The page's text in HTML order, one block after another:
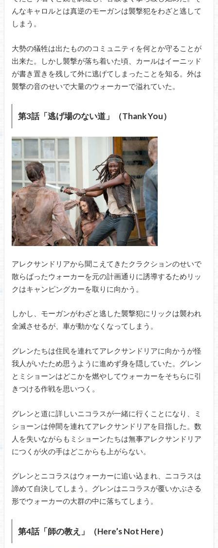
んなキャロルとは真逆のモーガンは襲撃犯をわざと逃して
しまう。
大勢の犠牲は出たもののコミュニティを何とか守ることが
出来た。しかし襲撃が落ち着いた頃、カールはイーニッド
が書き置きを残して外に逃げてしまったことを知る。外は
襲撃の音のせいで大量のウォーカーで溢れていた。
第3話「逃げ場のない道」（Thank You）
アレクサンドリアから聞こえてきたクラクションのせいで
散らばったウォーカーを元の計画通りに誘導するためリッ
クはキャンピングカーを取りに向かう。
しかし、モーガンがわざと逃した襲撃犯にリックは襲われ
全滅させるが、車が動かなくなってしまう。
グレンたちは住民を連れてアレクサンドリアに向かうが怪
我人がいたため思うように進めず身を隠していた。グレン
とミショーンはどこかを燃やしてウォーカーをそちらに引
きつける作戦を思いつく。
グレンと道に詳しいニコラスが一緒に行くことになり、ミ
ショーンは仲間を連れてアレクサンドリアを目指した。数
人を失いながらもミショーンたちは無事アレクサンドリア
につくが火の手はどこからも上がらない。
グレンとニコラスはウォーカーに追い込まれ、ニコラスは
諦めて自決してしまう。グレンはニコラスが覆いかぶさる
形でウォーカーの大群の中に落ちてしまう。
第4話「師の教え」（Here’s Not Here）